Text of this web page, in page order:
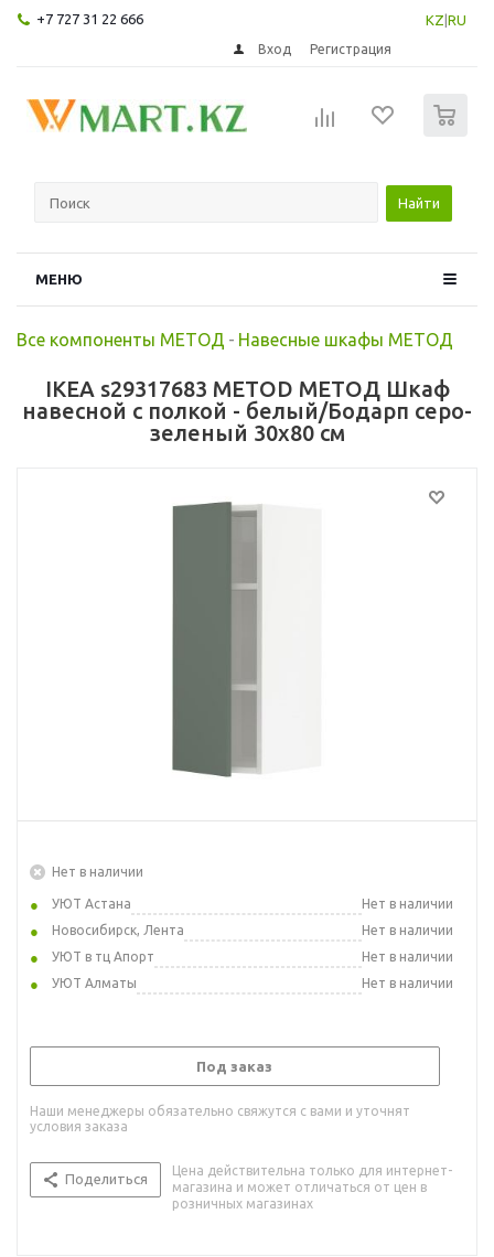
+7 727 31 22 666 KZ RU
Вход Регистрация
Найти
МЕНЮ
Все компоненты МЕТОД - Навесные шкафы МЕТОД
IKEA s29317683 METOD МЕТОД Шкаф
навесной с полкой - белый/Бодарп серо-
зеленый 30x80 см
Нет в наличии
УЮТ Астана
Нет в наличии
Новосибирск, Лента
Нет в наличии
УЮТ в тц Апорт
Нет в наличии
УЮТ Алматы
Нет в наличии
Под заказ
Наши менеджеры обязательно свяжутся с вами и уточнят
условия заказа
Поделиться
Цена действительна только для интернет-
магазина и может отличаться от цен в
розничных магазинах